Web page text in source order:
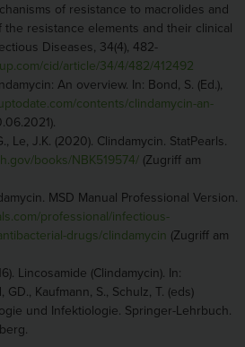
of resistance to macrolides and
the resistance elements and their clinical
Diseases, 34(4), 482-
cid/article/34/4/482/412492
An overview. In: Bond, S. (Ed.),
contents/clindamycin-an-
Le, J.K. (2020). Clindamycin. StatPearls.
books/NBK519574/ (Zugriff am
MSD Manual Professional Version.
professional/infectious-
drugs/clindamycin (Zugriff am
Lincosamide (Clindamycin). In:
GD., Kaufmann, S., Schulz, T. (eds)
und Infektiologie. Springer-Lehrbuch.